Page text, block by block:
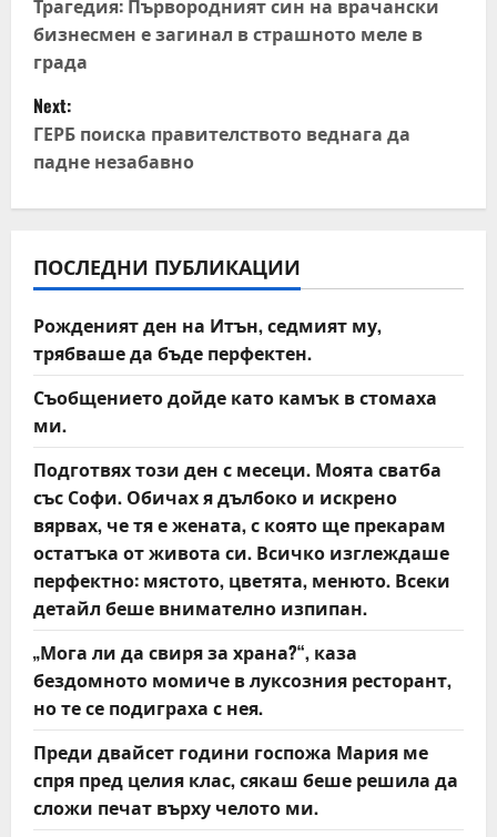
o
s
t
n
a
v
i
g
a
t
i
o
n
Трагедия: Първородният син на врачански
бизнесмен е загинал в страшното меле в
града
Next:
ГЕРБ поиска правителството веднага да
падне незабавно
ПОСЛЕДНИ ПУБЛИКАЦИИ
Рожденият ден на Итън, седмият му,
трябваше да бъде перфектен.
Съобщението дойде като камък в стомаха
ми.
Подготвях този ден с месеци. Моята сватба
със Софи. Обичах я дълбоко и искрено
вярвах, че тя е жената, с която ще прекарам
остатъка от живота си. Всичко изглеждаше
перфектно: мястото, цветята, менюто. Всеки
детайл беше внимателно изпипан.
„Мога ли да свиря за храна?“, каза
бездомното момиче в луксозния ресторант,
но те се подиграха с нея.
Преди двайсет години госпожа Мария ме
спря пред целия клас, сякаш беше решила да
сложи печат върху челото ми.